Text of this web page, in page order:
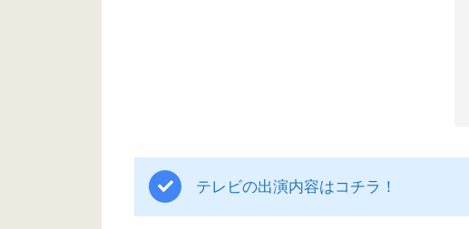
テレビの出演内容はコチラ！